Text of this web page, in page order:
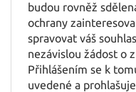
budou rovněž
ochrany
spravovat váš
nezávislou žádost o
Přihlášením se k
uvedené a